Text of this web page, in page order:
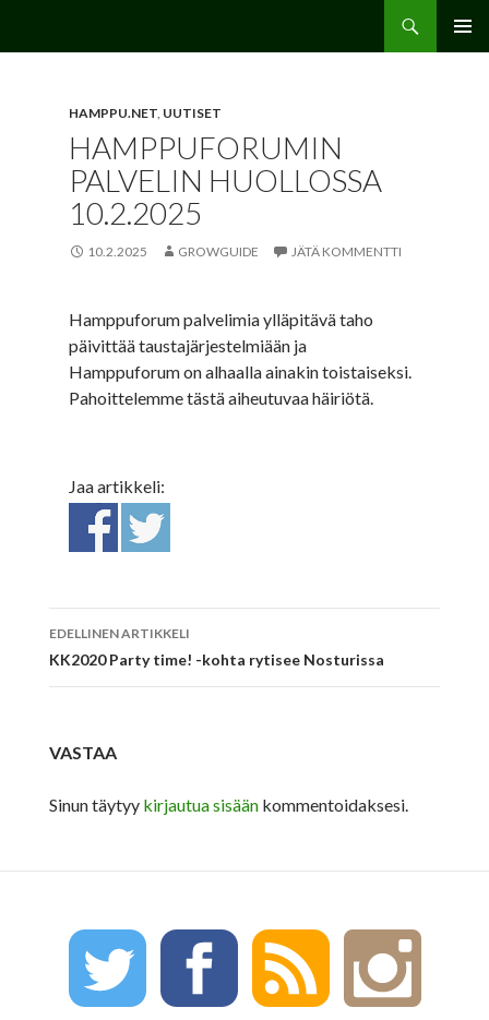
HAMPPU.NET, UUTISET
HAMPPUFORUMIN
PALVELIN HUOLLOSSA
10.2.2025
10.2.2025 GROWGUIDE JÄTÄ KOMMENTTI
Hamppuforum palvelimia ylläpitävä taho
päivittää taustajärjestelmiään ja
Hamppuforum on alhaalla ainakin toistaiseksi.
Pahoittelemme tästä aiheutuvaa häiriötä.
Jaa artikkeli:
Artikkelien
EDELLINEN ARTIKKELI
KK2020 Party time! -kohta rytisee Nosturissa
VASTAA
Sinun täytyy kirjautua sisäänkommentoidaksesi.